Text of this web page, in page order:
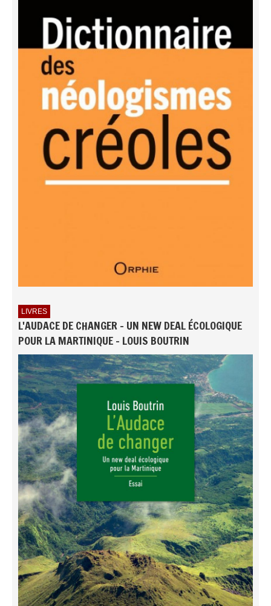
LIVRES
L'AUDACE DE CHANGER - UN NEW DEAL ÉCOLOGIQUE
POUR LA MARTINIQUE - LOUIS BOUTRIN